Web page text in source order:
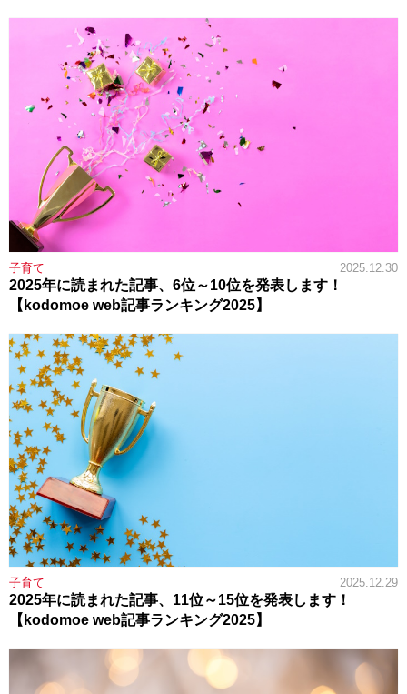
子育て 2025.12.30
2025年に読まれた記事、6位～10位を発表します！
【kodomoe web記事ランキング2025】
子育て 2025.12.29
2025年に読まれた記事、11位～15位を発表します！
【kodomoe web記事ランキング2025】